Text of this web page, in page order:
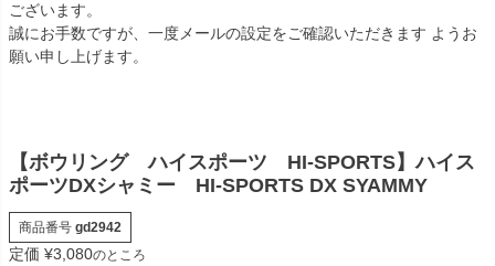
ございます。
誠にお手数ですが、一度メールの設定をご確認いただきます ようお
願い申し上げます。
【ボウリング ハイスポーツ HI-SPORTS】ハイス
ポーツDXシャミー HI-SPORTS DX SYAMMY
商品番号 gd2942
定価 ¥3,080のところ